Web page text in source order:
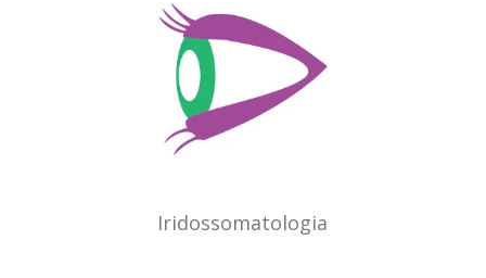
Iridossomatologia